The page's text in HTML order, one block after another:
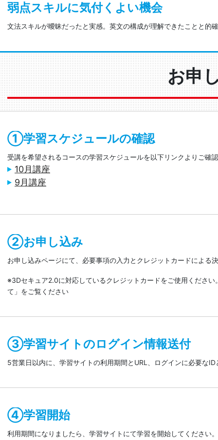
弱点スキルに気付くよい機会
文法スキルが曖昧だったと実感。英文の構成が理解できたことと的
お申
①学習スケジュールの確認
受講を希望されるコースの学習スケジュールを以下リンクよりご確
10月講座
9月講座
②お申し込み
お申し込みページにて、必要事項の入力とクレジットカードによ
※3Dセキュア2.0に対応しているクレジットカードをご使用くださ
て」をご覧ください
③学習サイトのログイン情報送付
5営業日以内に、学習サイトの利用期間とURL、ログインに必要な
④学習開始
利用期間になりましたら、学習サイトにて学習を開始してください。